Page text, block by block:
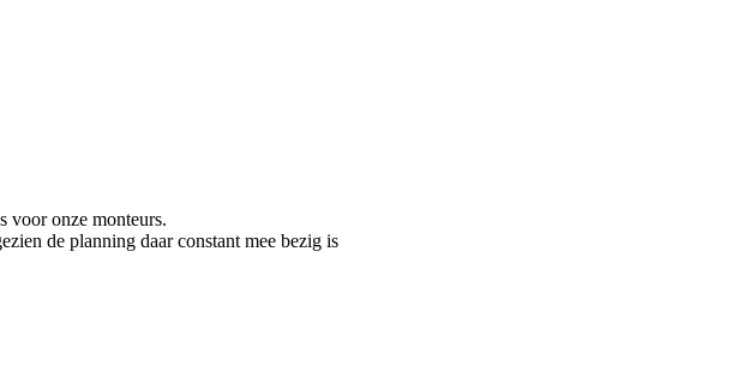
voor onze monteurs.
de planning daar constant mee bezig is